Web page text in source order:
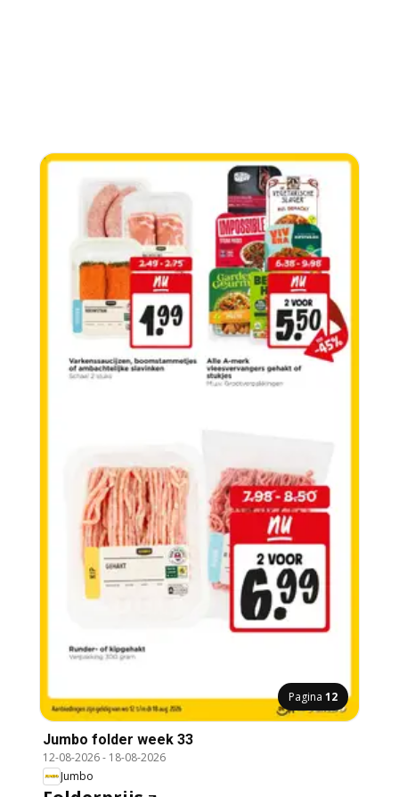
Pagina 12
Jumbo folder week 33
12-08-2026- 18-08-2026
Jumbo